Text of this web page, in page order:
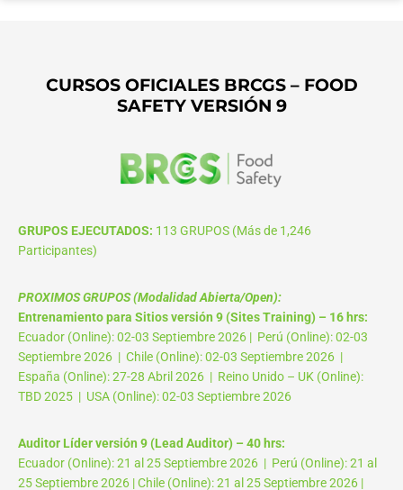
CURSOS OFICIALES BRCGS – FOOD
SAFETY VERSIÓN 9
GRUPOS EJECUTADOS: 113 GRUPOS (Más de 1,246
Participantes)
PROXIMOS GRUPOS (Modalidad Abierta/Open):
Entrenamiento para Sitios versión 9 (Sites Training) – 16 hrs:
Ecuador (Online): 02-03 Septiembre 2026 | Perú (Online): 02-03
Septiembre 2026 | Chile (Online): 02-03 Septiembre 2026 |
España (Online): 27-28 Abril 2026 | Reino Unido – UK (Online):
TBD 2025 | USA (Online): 02-03 Septiembre 2026
Auditor Líder versión 9 (Lead Auditor) – 40 hrs:
Ecuador (Online): 21 al 25 Septiembre 2026 | Perú (Online): 21 al
25 Septiembre 2026 | Chile (Online): 21 al 25 Septiembre 2026 |